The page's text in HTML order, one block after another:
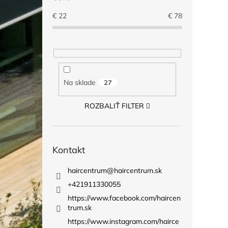
€ 22 € 78
Na sklade 27
ROZBALIŤ FILTER
Kontakt
haircentrum@haircentrum.sk
+421911330055
https://www.facebook.com/haircen
trum.sk
https://www.instagram.com/hairce